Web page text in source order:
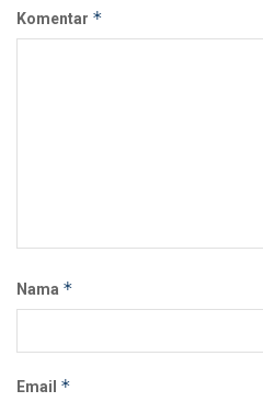
Komentar *
Nama *
Email *